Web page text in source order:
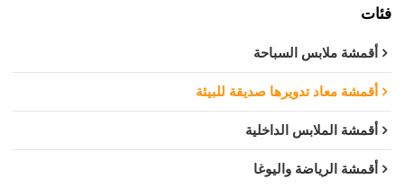
فئات
أقمشة ملابس السباحة
أقمشة معاد تدويرها صديقة للبيئة
أقمشة الملابس الداخلية
أقمشة الرياضة واليوغا